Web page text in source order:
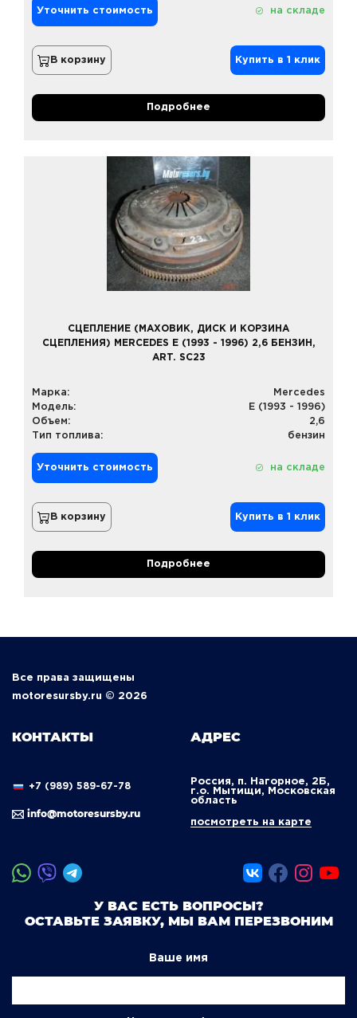
Уточнить стоимость на складе
В корзину Купить в 1 клик
Подробнее
СЦЕПЛЕНИЕ (МАХОВИК, ДИСК И КОРЗИНА
СЦЕПЛЕНИЯ) MERCEDES E (1993 - 1996) 2,6 БЕНЗИН,
ART. SC23
Марка:
Mercedes
Модель:
E (1993 - 1996)
Объем:
2,6
Тип топлива:
бензин
Уточнить стоимость на складе
В корзину Купить в 1 клик
Подробнее
Все права защищены
motoresursby.ru © 2026
КОНТАКТЫ
+7 (989) 589-67-78
info@motoresursby.ru
АДРЕС
Россия, п. Нагорное, 2Б,
г.о. Мытищи, Московская
область
посмотреть на карте
У ВАС ЕСТЬ ВОПРОСЫ?
ОСТАВЬТЕ ЗАЯВКУ, МЫ ВАМ ПЕРЕЗВОНИМ
Ваше имя